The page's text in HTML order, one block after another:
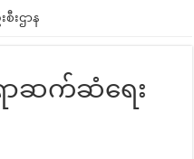
းဌာန
ာဆက်ဆံရေး